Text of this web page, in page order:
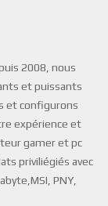
2008, nous
et puissants
et configurons
expérience et
gamer et pc
priviliégiés avec
PNY,